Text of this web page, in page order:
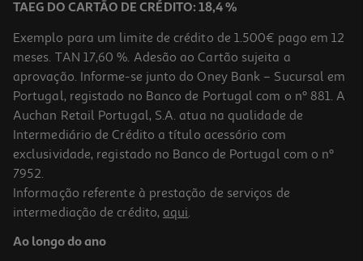
TAEG DO CARTÃO DE CRÉDITO: 18,4 %
Exemplo para um limite de crédito de 1.500€ pago em 12
meses. TAN 17,60 %. Adesão ao Cartão sujeita a
aprovação. Informe-se junto do Oney Bank – Sucursal em
Portugal, registado no Banco de Portugal com o nº 881. A
Auchan Retail Portugal, S.A. atua na qualidade de
Intermediário de Crédito a título acessório com
exclusividade, registado no Banco de Portugal com o nº
7952.
Informação referente à prestação de serviços de
intermediação de crédito, aqui.
Ao longo do ano